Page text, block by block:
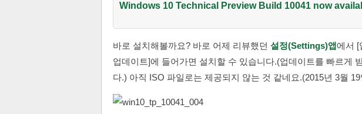
Windows 10 Technical Preview Build 10041 now
바로 설치해볼까요? 바로 어제 리뷰했던 설정(Settings)앱에서 [
업데이트]에 들어가면 설치할 수 있습니다.(업데이트를 빠르게
다.) 아직 ISO 파일로는 제공되지 않는 것 같네요.(2015년 3월